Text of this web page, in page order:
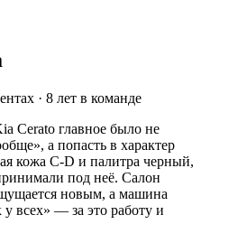
· 8 лет в команде
Cerato главное было не
а попасть в характер
кожа C-D и палитра черный,
под неё. Салон
новым, а машина
у всех» — за это работу и